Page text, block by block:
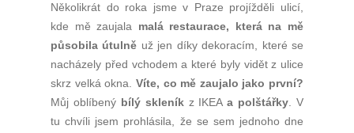
Několikrát do roka jsme v Praze projížděli ulicí,
kde mě zaujala malá restaurace, která na mě
působila útulně už jen díky dekoracím, které se
nacházely před vchodem a které byly vidět z ulice
skrz velká okna. Víte, co mě zaujalo jako první?
Můj oblíbený bílý skleníkz IKEAa polštářky. V
tu chvíli jsem prohlásila, že se sem jednoho dne